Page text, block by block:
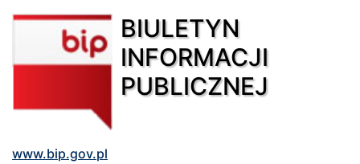
BIULETYN
INFORMACJI
PUBLICZNEJ
www.bip.gov.pl